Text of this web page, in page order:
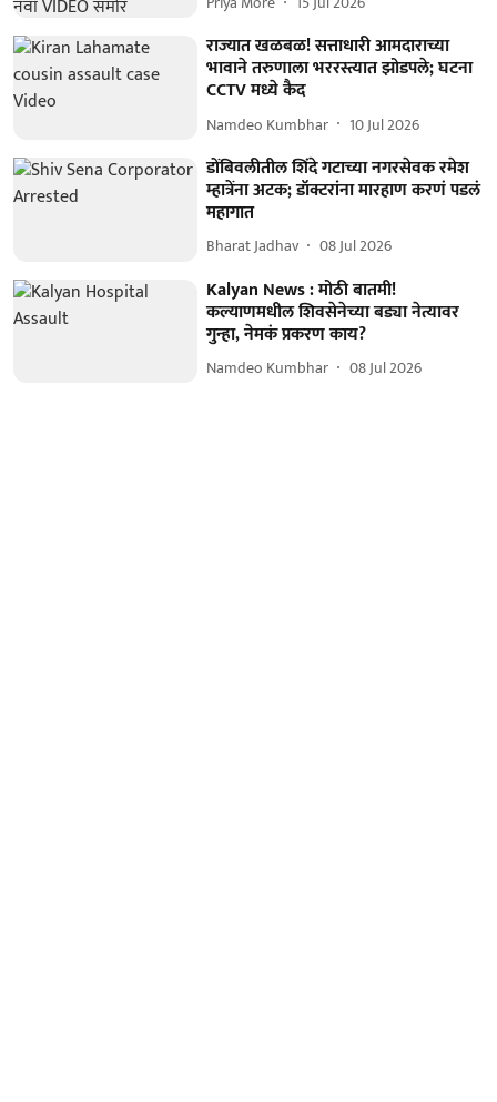
राज्यात खळबळ! सत्ताधारी आमदाराच्या
भावाने तरुणाला भररस्त्यात झोडपले; घटना
CCTV मध्ये कैद
Namdeo Kumbhar 10 Jul 2026
डोंबिवलीतील शिंदे गटाच्या नगरसेवक रमेश
म्हात्रेंना अटक; डॉक्टरांना मारहाण करणं पडलं
महागात
Bharat Jadhav 08 Jul 2026
Kalyan News : मोठी बातमी!
कल्याणमधील शिवसेनेच्या बड्या नेत्यावर
गुन्हा, नेमकं प्रकरण काय?
Namdeo Kumbhar 08 Jul 2026